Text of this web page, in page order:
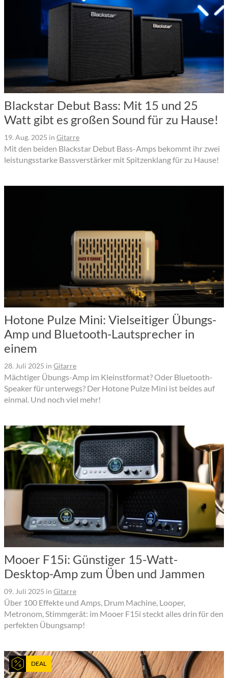
Blackstar Debut Bass: Mit 15 und 25
Watt gibt es großen Sound für zu Hause!
19. Aug. 2025 in Gitarre
Mit den beiden Blackstar Debut Bass-Amps bekommt ihr zwei
leistungsstarke Bassverstärker mit Spitzenklang für zu Hause!
Hotone Pulze Mini: Vielseitiger Übungs-
Amp und Bluetooth-Lautsprecher in
einem
28. Juli 2025 in Gitarre
Mächtiger Übungs-Amp im Kleinstformat? Oder Bluetooth-
Speaker für unterwegs? Der Hotone Pulze Mini ist beides auf
einmal. Und noch viel mehr!
Mooer F15i: Günstiger 15-Watt-
Desktop-Amp zum Üben und Jammen
09. Juli 2025 in Gitarre
Über 100 Effekte und Amps, Drum Machine, Looper,
Metronom, Stimmgerät: im Mooer F15i steckt alles drin für den
perfekten Übungsamp!
DEAL